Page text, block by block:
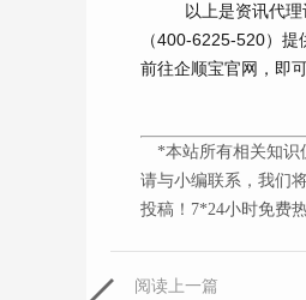
以上是资讯代
（400-6225-520）提
前往企顺宝官网，即
*本站所有相关知识
请与小编联系，我们
投稿！7*24小时免费
阅读上一篇